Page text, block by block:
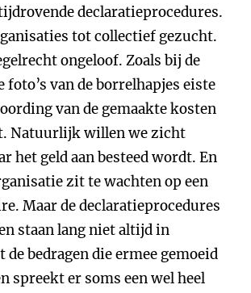
declaratieprocedures.
tot collectief gezucht.
ongeloof. Zoals bij de
foto’s van de borrelhapjes eiste
van de gemaakte kosten
Natuurlijk willen we zicht
het geld aan besteed wordt. En
zit te wachten op een
Maar de declaratieprocedures
staan lang niet altijd in
bedragen die ermee gemoeid
spreekt er soms een wel heel